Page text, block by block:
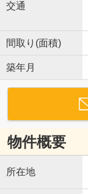
交通
間取り(面積)
築年月
物件概要
所在地